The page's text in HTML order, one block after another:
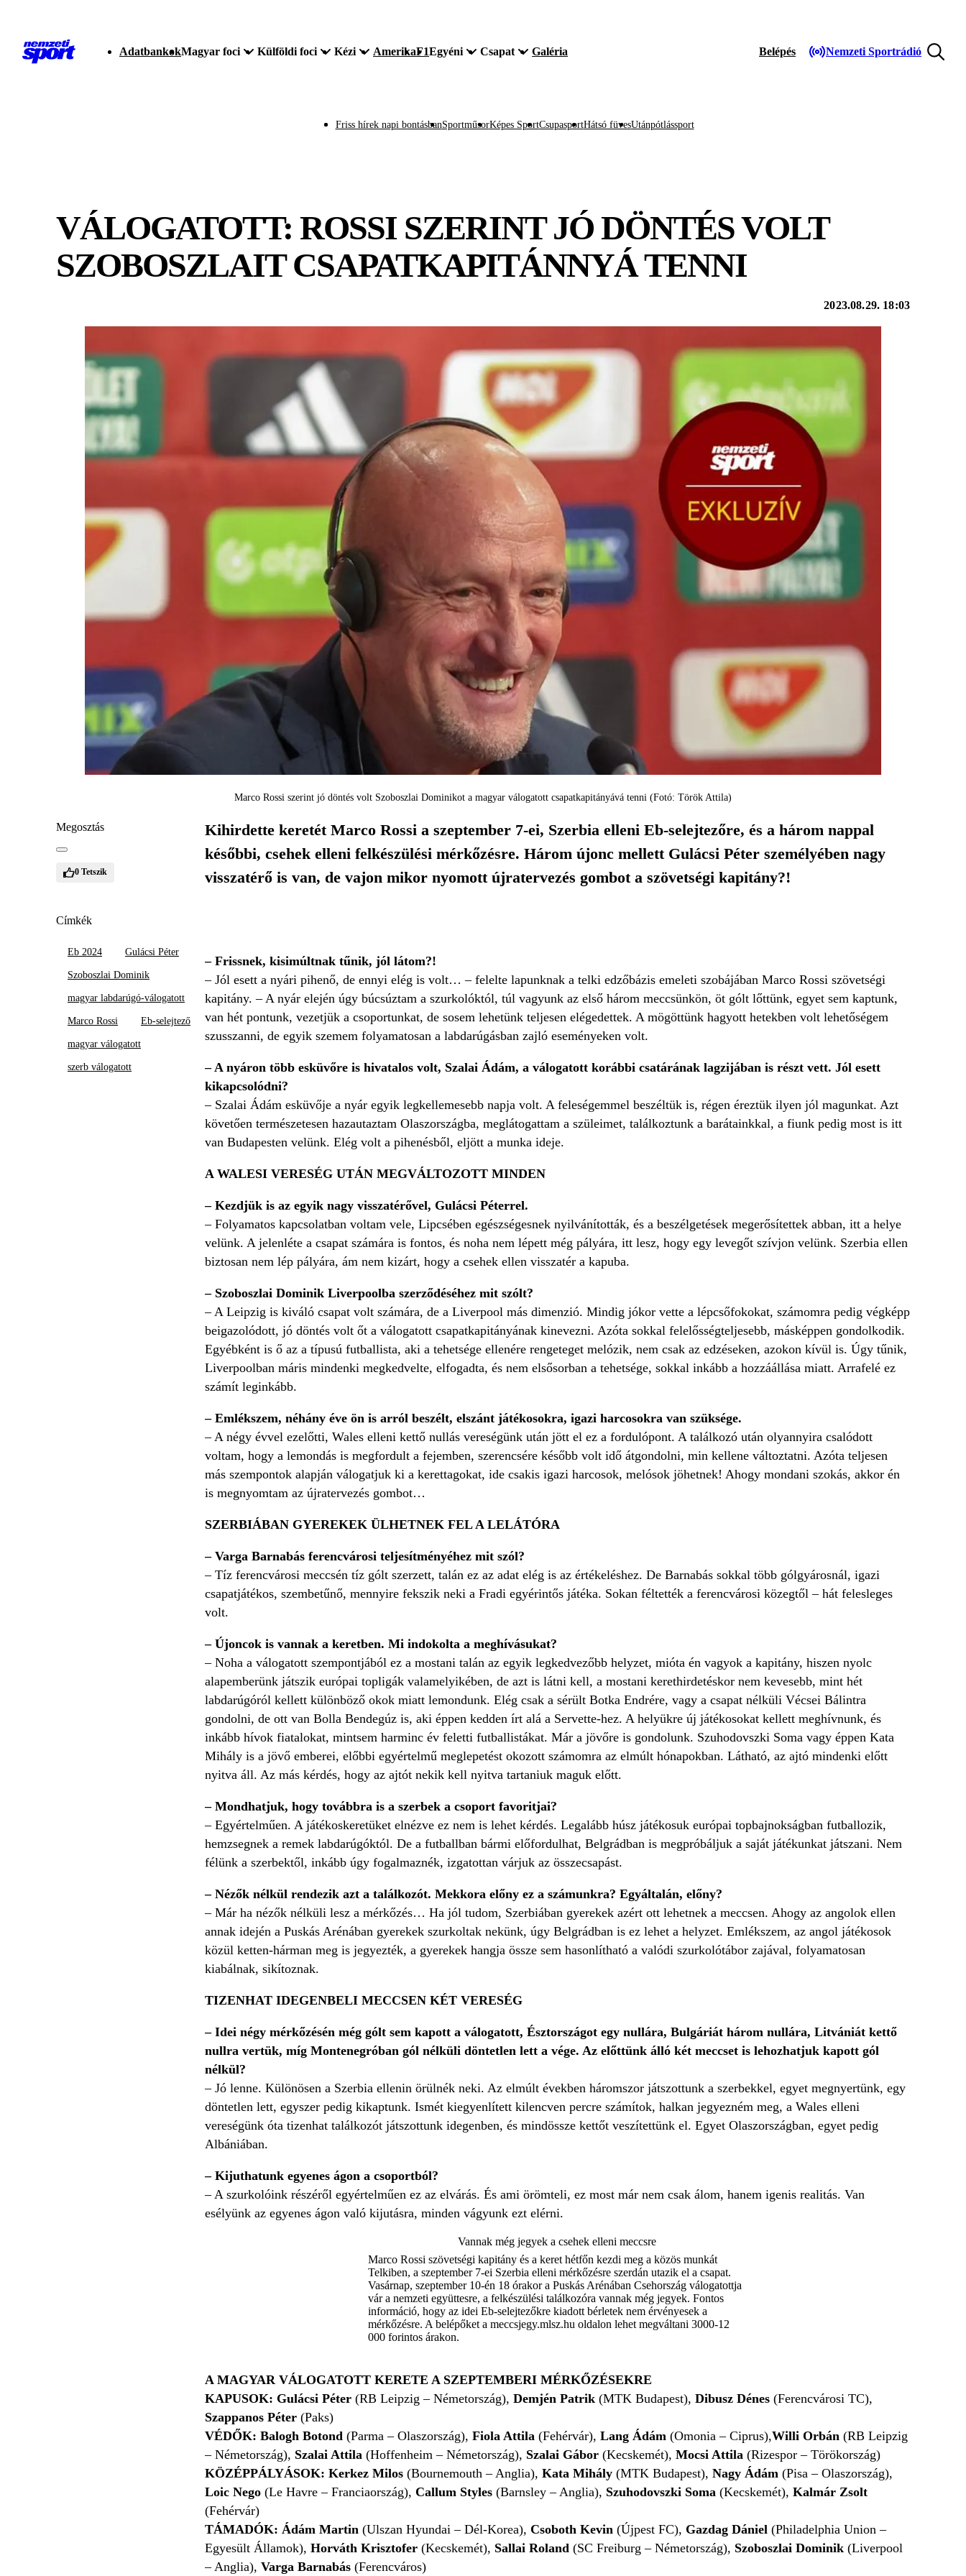
AdatbankokMagyar foci Külföldi foci Kézi AmerikaF1Egyéni Csapat Galéria Belépés Nemzeti Sportrádió
Friss hírek napi bontásbanSportműsorKépes SportCsupasportHátsó füvesUtánpótlássport
VÁLOGATOTT: ROSSI SZERINT JÓ DÖNTÉS VOLT
SZOBOSZLAIT CSAPATKAPITÁNNYÁ TENNI
2023.08.29. 18:03
Marco Rossi szerint jó döntés volt Szoboszlai Dominikot a magyar válogatott csapatkapitányává tenni (Fotó: Török Attila)
Megosztás
0 Tetszik
Címkék
Eb 2024 Gulácsi Péter
Szoboszlai Dominik
magyar labdarúgó-válogatott
Marco Rossi Eb-selejtező
magyar válogatott
szerb válogatott
Kihirdette keretét Marco Rossi a szeptember 7-ei, Szerbia elleni Eb-selejtezőre, és a három nappal
későbbi, csehek elleni felkészülési mérkőzésre. Három újonc mellett Gulácsi Péter személyében nagy
visszatérő is van, de vajon mikor nyomott újratervezés gombot a szövetségi kapitány?!
– Frissnek, kisimúltnak tűnik, jól látom?!
– Jól esett a nyári pihenő, de ennyi elég is volt… – felelte lapunknak a telki edzőbázis emeleti szobájában Marco Rossi szövetségi
kapitány. – A nyár elején úgy búcsúztam a szurkolóktól, túl vagyunk az első három meccsünkön, öt gólt lőttünk, egyet sem kaptunk,
van hét pontunk, vezetjük a csoportunkat, de sosem lehetünk teljesen elégedettek. A mögöttünk hagyott hetekben volt lehetőségem
szusszanni, de egyik szemem folyamatosan a labdarúgásban zajló eseményeken volt.
– A nyáron több esküvőre is hivatalos volt, Szalai Ádám, a válogatott korábbi csatárának lagzijában is részt vett. Jól esett
kikapcsolódni?
– Szalai Ádám esküvője a nyár egyik legkellemesebb napja volt. A feleségemmel beszéltük is, régen éreztük ilyen jól magunkat. Azt
követően természetesen hazautaztam Olaszországba, meglátogattam a szüleimet, találkoztunk a barátainkkal, a fiunk pedig most is itt
van Budapesten velünk. Elég volt a pihenésből, eljött a munka ideje.
A WALESI VERESÉG UTÁN MEGVÁLTOZOTT MINDEN
– Kezdjük is az egyik nagy visszatérővel, Gulácsi Péterrel.
– Folyamatos kapcsolatban voltam vele, Lipcsében egészségesnek nyilvánították, és a beszélgetések megerősítettek abban, itt a helye
velünk. A jelenléte a csapat számára is fontos, és noha nem lépett még pályára, itt lesz, hogy egy levegőt szívjon velünk. Szerbia ellen
biztosan nem lép pályára, ám nem kizárt, hogy a csehek ellen visszatér a kapuba.
– Szoboszlai Dominik Liverpoolba szerződéséhez mit szólt?
– A Leipzig is kiváló csapat volt számára, de a Liverpool más dimenzió. Mindig jókor vette a lépcsőfokokat, számomra pedig végképp
beigazolódott, jó döntés volt őt a válogatott csapatkapitányának kinevezni. Azóta sokkal felelősségteljesebb, másképpen gondolkodik.
Egyébként is ő az a típusú futballista, aki a tehetsége ellenére rengeteget melózik, nem csak az edzéseken, azokon kívül is. Úgy tűnik,
Liverpoolban máris mindenki megkedvelte, elfogadta, és nem elsősorban a tehetsége, sokkal inkább a hozzáállása miatt. Arrafelé ez
számít leginkább.
– Emlékszem, néhány éve ön is arról beszélt, elszánt játékosokra, igazi harcosokra van szüksége.
– A négy évvel ezelőtti, Wales elleni kettő nullás vereségünk után jött el ez a fordulópont. A találkozó után olyannyira csalódott
voltam, hogy a lemondás is megfordult a fejemben, szerencsére később volt idő átgondolni, min kellene változtatni. Azóta teljesen
más szempontok alapján válogatjuk ki a kerettagokat, ide csakis igazi harcosok, melósok jöhetnek! Ahogy mondani szokás, akkor én
is megnyomtam az újratervezés gombot…
SZERBIÁBAN GYEREKEK ÜLHETNEK FEL A LELÁTÓRA
– Varga Barnabás ferencvárosi teljesítményéhez mit szól?
– Tíz ferencvárosi meccsén tíz gólt szerzett, talán ez az adat elég is az értékeléshez. De Barnabás sokkal több gólgyárosnál, igazi
csapatjátékos, szembetűnő, mennyire fekszik neki a Fradi egyérintős játéka. Sokan féltették a ferencvárosi közegtől – hát felesleges
volt.
– Újoncok is vannak a keretben. Mi indokolta a meghívásukat?
– Noha a válogatott szempontjából ez a mostani talán az egyik legkedvezőbb helyzet, mióta én vagyok a kapitány, hiszen nyolc
alapemberünk játszik európai topligák valamelyikében, de azt is látni kell, a mostani kerethirdetéskor nem kevesebb, mint hét
labdarúgóról kellett különböző okok miatt lemondunk. Elég csak a sérült Botka Endrére, vagy a csapat nélküli Vécsei Bálintra
gondolni, de ott van Bolla Bendegúz is, aki éppen kedden írt alá a Servette-hez. A helyükre új játékosokat kellett meghívnunk, és
inkább hívok fiatalokat, mintsem harminc év feletti futballistákat. Már a jövőre is gondolunk. Szuhodovszki Soma vagy éppen Kata
Mihály is a jövő emberei, előbbi egyértelmű meglepetést okozott számomra az elmúlt hónapokban. Látható, az ajtó mindenki előtt
nyitva áll. Az más kérdés, hogy az ajtót nekik kell nyitva tartaniuk maguk előtt.
– Mondhatjuk, hogy továbbra is a szerbek a csoport favoritjai?
– Egyértelműen. A játékoskeretüket elnézve ez nem is lehet kérdés. Legalább húsz játékosuk európai topbajnokságban futballozik,
hemzsegnek a remek labdarúgóktól. De a futballban bármi előfordulhat, Belgrádban is megpróbáljuk a saját játékunkat játszani. Nem
félünk a szerbektől, inkább úgy fogalmaznék, izgatottan várjuk az összecsapást.
– Nézők nélkül rendezik azt a találkozót. Mekkora előny ez a számunkra? Egyáltalán, előny?
– Már ha nézők nélküli lesz a mérkőzés… Ha jól tudom, Szerbiában gyerekek azért ott lehetnek a meccsen. Ahogy az angolok ellen
annak idején a Puskás Arénában gyerekek szurkoltak nekünk, úgy Belgrádban is ez lehet a helyzet. Emlékszem, az angol játékosok
közül ketten-hárman meg is jegyezték, a gyerekek hangja össze sem hasonlítható a valódi szurkolótábor zajával, folyamatosan
kiabálnak, sikítoznak.
TIZENHAT IDEGENBELI MECCSEN KÉT VERESÉG
– Idei négy mérkőzésén még gólt sem kapott a válogatott, Észtországot egy nullára, Bulgáriát három nullára, Litvániát kettő
nullra vertük, míg Montenegróban gól nélküli döntetlen lett a vége. Az előttünk álló két meccset is lehozhatjuk kapott gól
nélkül?
– Jó lenne. Különösen a Szerbia ellenin örülnék neki. Az elmúlt években háromszor játszottunk a szerbekkel, egyet megnyertünk, egy
döntetlen lett, egyszer pedig kikaptunk. Ismét kiegyenlített kilencven percre számítok, halkan jegyezném meg, a Wales elleni
vereségünk óta tizenhat találkozót játszottunk idegenben, és mindössze kettőt veszítettünk el. Egyet Olaszországban, egyet pedig
Albániában.
– Kijuthatunk egyenes ágon a csoportból?
– A szurkolóink részéről egyértelműen ez az elvárás. És ami örömteli, ez most már nem csak álom, hanem igenis realitás. Van
esélyünk az egyenes ágon való kijutásra, minden vágyunk ezt elérni.
Vannak még jegyek a csehek elleni meccsre
Marco Rossi szövetségi kapitány és a keret hétfőn kezdi meg a közös munkát
Telkiben, a szeptember 7-ei Szerbia elleni mérkőzésre szerdán utazik el a csapat.
Vasárnap, szeptember 10-én 18 órakor a Puskás Arénában Csehország válogatottja
vár a nemzeti együttesre, a felkészülési találkozóra vannak még jegyek. Fontos
információ, hogy az idei Eb-selejtezőkre kiadott bérletek nem érvényesek a
mérkőzésre. A belépőket a meccsjegy.mlsz.hu oldalon lehet megváltani 3000-12
000 forintos árakon.
A MAGYAR VÁLOGATOTT KERETE A SZEPTEMBERI MÉRKŐZÉSEKRE
KAPUSOK: Gulácsi Péter (RB Leipzig – Németország), Demjén Patrik(MTK Budapest), Dibusz Dénes(Ferencvárosi TC),
Szappanos Péter (Paks)
VÉDŐK: Balogh Botond (Parma – Olaszország), Fiola Attila (Fehérvár), Lang Ádám (Omonia – Ciprus),Willi Orbán (RB Leipzig
– Németország), Szalai Attila (Hoffenheim – Németország), Szalai Gábor(Kecskemét), Mocsi Attila (Rizespor – Törökország)
KÖZÉPPÁLYÁSOK: Kerkez Milos(Bournemouth – Anglia), Kata Mihály(MTK Budapest), Nagy Ádám (Pisa – Olaszország),
Loic Nego(Le Havre – Franciaország), Callum Styles(Barnsley – Anglia), Szuhodovszki Soma (Kecskemét), Kalmár Zsolt
(Fehérvár)
TÁMADÓK: Ádám Martin (Ulszan Hyundai – Dél-Korea), Csoboth Kevin (Újpest FC), Gazdag Dániel (Philadelphia Union –
Egyesült Államok), Horváth Krisztofer(Kecskemét), Sallai Roland (SC Freiburg – Németország), Szoboszlai Dominik (Liverpool
– Anglia), Varga Barnabás(Ferencváros)